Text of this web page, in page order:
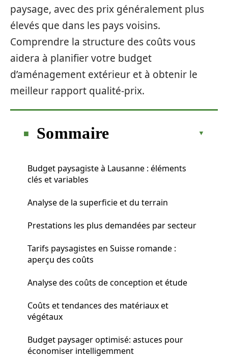
paysage, avec des prix généralement plus
élevés que dans les pays voisins.
Comprendre la structure des coûts vous
aidera à planifier votre budget
d’aménagement extérieur et à obtenir le
meilleur rapport qualité-prix.
Sommaire
Budget paysagiste à Lausanne : éléments
clés et variables
Analyse de la superficie et du terrain
Prestations les plus demandées par secteur
Tarifs paysagistes en Suisse romande :
aperçu des coûts
Analyse des coûts de conception et étude
Coûts et tendances des matériaux et
végétaux
Budget paysager optimisé: astuces pour
économiser intelligemment